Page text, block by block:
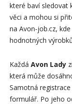
které baví sledovat
věci a mohou si
na Avon-job.cz,
hodnotných
Každá Avon Lady
která může
Samotná
formulář. Po jeho